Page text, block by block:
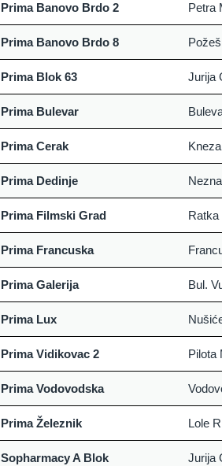
Prima Banovo Brdo 2 Petra
Prima Banovo Brdo 8
Prima Blok 63 Jurija
Prima Bulevar
Prima Cerak
Prima Dedinje
Prima Filmski Grad Ratka
Prima Francuska
Prima Galerija Bul.
Prima Lux
Prima Vidikovac 2 Pilota
Prima Vodovodska
Prima Železnik Lole
Sopharmacy A Blok Jurija